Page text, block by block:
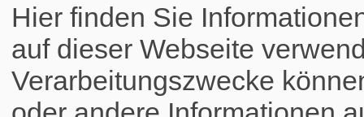
Hier finden Sie
auf dieser Webseite
Verarbeitungszwecke